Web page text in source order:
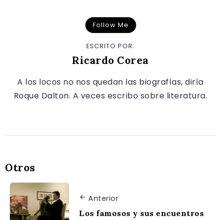
Follow Me
ESCRITO POR:
Ricardo Corea
A los locos no nos quedan las biografías, diría
Roque Dalton. A veces escribo sobre literatura.
Otros
Anterior
Los famosos y sus encuentros